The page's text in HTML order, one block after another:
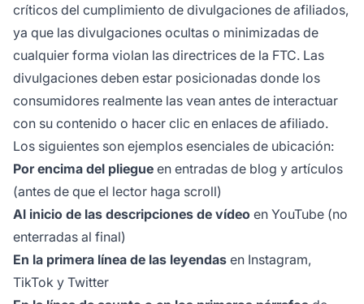
críticos del cumplimiento de divulgaciones de afiliados,
ya que las divulgaciones ocultas o minimizadas de
cualquier forma violan las directrices de la FTC. Las
divulgaciones deben estar posicionadas donde los
consumidores realmente las vean antes de interactuar
con su contenido o hacer clic en enlaces de afiliado.
Los siguientes son ejemplos esenciales de ubicación:
Por encima del pliegue en entradas de blog y artículos
(antes de que el lector haga scroll)
Al inicio de las descripciones de vídeo en YouTube (no
enterradas al final)
En la primera línea de las leyendas en Instagram,
TikTok y Twitter